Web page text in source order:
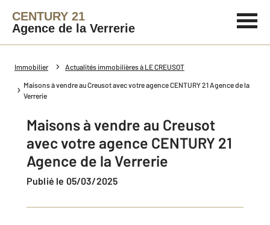
CENTURY 21
Agence de la Verrerie
Immobilier Actualités immobilières à LE CREUSOT
Maisons à vendre au Creusot avec votre agence CENTURY 21 Agence de la
Verrerie
Maisons à vendre au Creusot
avec votre agence CENTURY 21
Agence de la Verrerie
Publié le 05/03/2025